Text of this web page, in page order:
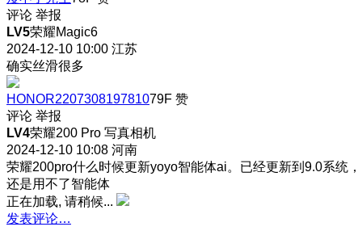
评论 举报
LV5荣耀Magic6
2024-12-10 10:00 江苏
确实丝滑很多
HONOR220730819781079F 赞
评论 举报
LV4荣耀200 Pro 写真相机
2024-12-10 10:08 河南
荣耀200pro什么时候更新yoyo智能体ai。已经更新到9.0系统，
还是用不了智能体
正在加载, 请稍候...
发表评论…